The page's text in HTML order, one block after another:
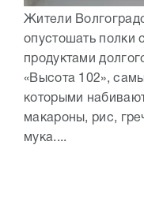
Жители
опустошать полки
продуктами
«Высота 102»,
которыми
макароны, рис,
мука....